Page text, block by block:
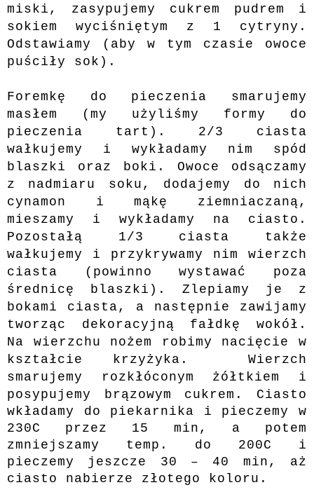
miski, zasypujemy cukrem pudrem i
sokiem wyciśniętym z 1 cytryny.
Odstawiamy (aby w tym czasie owoce
puściły sok).
Foremkę do pieczenia smarujemy
masłem (my użyliśmy formy do
pieczenia tart). 2/3 ciasta
wałkujemy i wykładamy nim spód
blaszki oraz boki. Owoce odsączamy
z nadmiaru soku, dodajemy do nich
cynamon i mąkę ziemniaczaną,
mieszamy i wykładamy na ciasto.
Pozostałą 1/3 ciasta także
wałkujemy i przykrywamy nim wierzch
ciasta (powinno wystawać poza
średnicę blaszki). Zlepiamy je z
bokami ciasta, a następnie zawijamy
tworząc dekoracyjną fałdkę wokół.
Na wierzchu nożem robimy nacięcie w
kształcie krzyżyka. Wierzch
smarujemy rozkłóconym żółtkiem i
posypujemy brązowym cukrem.
Ciasto
wkładamy do piekarnika i pieczemy w
230C przez 15 min, a potem
zmniejszamy temp. do 200C i
pieczemy jeszcze 30 – 40 min, aż
ciasto nabierze złotego koloru.